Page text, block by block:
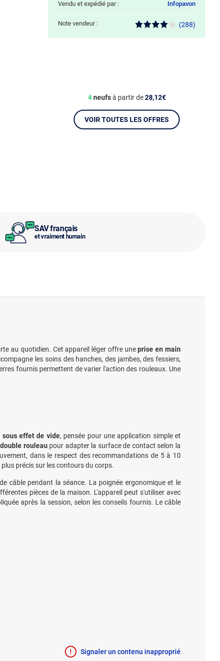
SAV français
et vraiment humain
Vendu et expédié par : Infopavon
Note vendeur : (288)
4neufsà partir de28,12€
VOIR TOUTES LES OFFRES
au quotidien. Cet appareil léger offre uneprise en main
les soins des hanches, des jambes, des fessiers,
fournis permettent de varier l'action des rouleaux. Une
sous effet de vide, pensée pour une application simple et
rouleau pour adapter la surface de contact selon la
dans le respect des recommandations de 5 à 10
précis sur les contours du corps.
câble pendant la séance. La poignée ergonomique et le
pièces de la maison. L'appareil peut s'utiliser avec
après la session, selon les conseils fournis. Le câble
Signaler un contenu inapproprié